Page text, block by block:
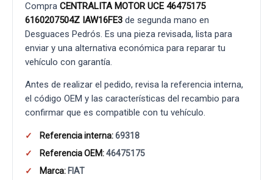
Compra CENTRALITA MOTOR UCE 46475175
6160207504Z IAW16FE3 de segunda mano en
Desguaces Pedrós. Es una pieza revisada, lista para
enviar y una alternativa económica para reparar tu
vehículo con garantía.
Antes de realizar el pedido, revisa la referencia interna,
el código OEM y las características del recambio para
confirmar que es compatible con tu vehículo.
Referencia interna:69318
Referencia OEM:46475175
Marca: FIAT